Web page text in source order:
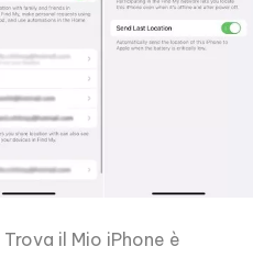
Trova il Mio iPhone è